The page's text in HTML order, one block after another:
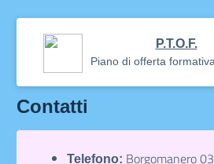
P.T.O.F.
Piano di offerta
Contatti
Telefono: Borgomanero